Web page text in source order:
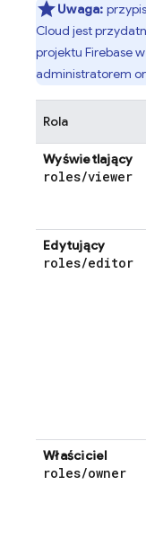
Uwaga:
Cloud jest
projektu Firebase
administratorem
Rola
Wyświetlający
roles/viewer
Edytujący
roles/editor
Właściciel
roles/owner